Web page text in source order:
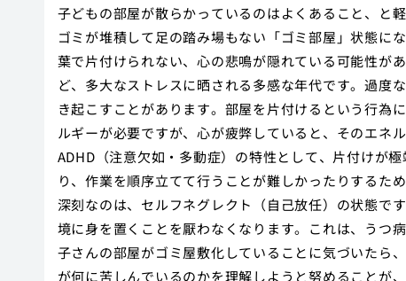
子どもの部屋が散らかっているのはよくあること、と
ゴミが堆積して足の踏み場もない「ゴミ部屋」状態に
葉で片付けられない、心の悲鳴が隠れている可能性が
ど、多大なストレスに晒される多感な年代です。過度
き起こすことがあります。部屋を片付けるという行為
ルギーが必要ですが、心が疲弊していると、そのエネ
ADHD（注意欠如・多動症）の特性として、片付けが
り、作業を順序立てて行うことが難しかったりするた
深刻なのは、セルフネグレクト（自己放任）の状態で
境に身を置くことを厭わなくなります。これは、うつ
子さんの部屋がゴミ屋敷化していることに気づいたら
が何に苦しんでいるのかを理解しようと努めることが